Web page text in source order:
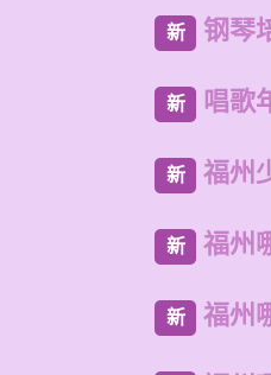
新 钢琴
新 唱歌
新 福州
新 福州
新 福州